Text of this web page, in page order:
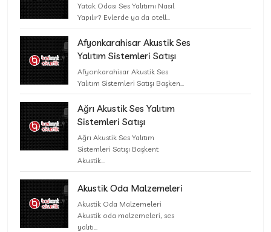
Yatak Odası Ses Yalıtımı Nasıl
Yapılır? Evlerde ya da otell...
Afyonkarahisar Akustik Ses
Yalıtım Sistemleri Satışı
Afyonkarahisar Akustik Ses
Yalıtım Sistemleri Satışı Başken...
Ağrı Akustik Ses Yalıtım
Sistemleri Satışı
Ağrı Akustik Ses Yalıtım
Sistemleri Satışı Başkent
Akustik...
Akustik Oda Malzemeleri
Akustik Oda Malzemeleri
Akustik oda malzemeleri, ses
yalıtı...